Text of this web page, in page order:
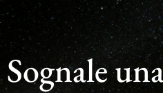
Sognale